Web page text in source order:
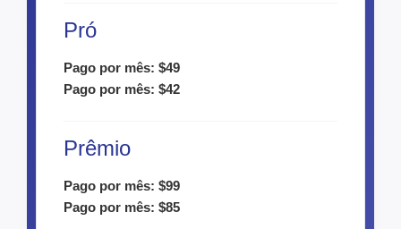
Pró
Pago por mês: $49
Pago por mês: $42
Prêmio
Pago por mês: $99
Pago por mês: $85